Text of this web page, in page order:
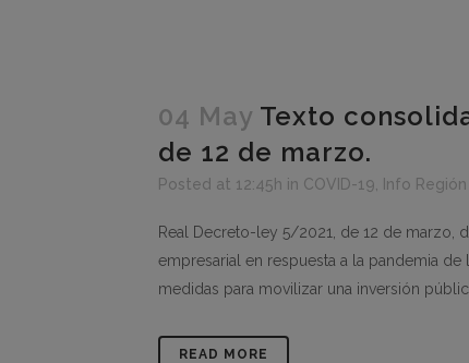
04 May Texto
de 12 de marzo.
Posted at 12:45h in COVID-19 Info
Real Decreto-ley 5/2021, de 12 de marzo,
empresarial en respuesta a la pandemia
medidas para movilizar una inversión
READ MORE